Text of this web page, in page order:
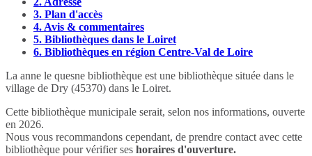
3. Plan d'accès
4. Avis & commentaires
5. Bibliothèques dans le Loiret
6. Bibliothèques en région Centre-Val de Loire
La anne le quesne bibliothèque est une bibliothèque située dans le
village de Dry (45370) dans le Loiret.
Cette bibliothèque municipale serait, selon nos informations, ouverte
en 2026.
Nous vous recommandons cependant, de prendre contact avec cette
bibliothèque pour vérifier ses horaires d'ouverture.